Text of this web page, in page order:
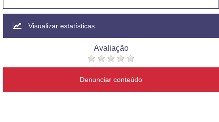
Visualizar estatísticas
Avaliação
Denunciar conteúdo